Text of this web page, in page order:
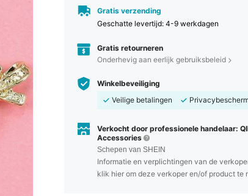
Gratis verzending
Geschatte levertijd: 4-9 werkdagen
Gratis retourneren
Onderhevig aan eerlijk gebruiksbeleid
Winkelbeveiliging
Veilige betalingen
Verkocht door professionele handelaar:
Accessories
Schepen van SHEIN
Informatie en verplichtingen van de